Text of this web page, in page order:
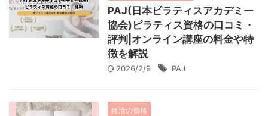
PAJ(日本ピラティスアカデミー
協会)ピラティス資格の口コミ・
評判|オンライン講座の料金や特
徴を解説
2026/2/9 PAJ
終活の資格